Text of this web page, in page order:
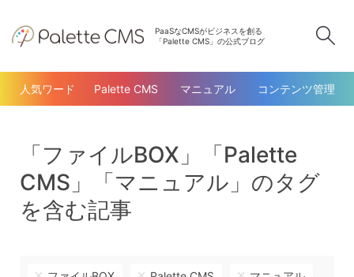
PaaSなCMSがビジネスを創る
「Palette CMS」の公式ブログ
人気ワード Palette CMS マニュアル コンテンツ管理
「ファイルBOX」「Palette
CMS」「マニュアル」のタグ
を含む記事